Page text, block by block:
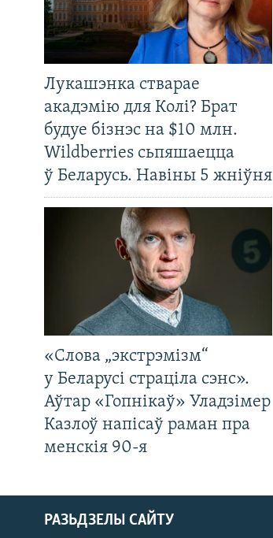
Лукашэнка стварае
акадэмію для Колі? Брат
будуе бізнэс на $10 млн.
Wildberries сьпяшаецца
ў Беларусь. Навіны 5 жніўня
«Слова „экстрэмізм“
у Беларусі страціла сэнс».
Аўтар «Гопнікаў» Уладзімер
Казлоў напісаў раман пра
менскія 90-я
РАЗЬДЗЕЛЫ САЙТУ